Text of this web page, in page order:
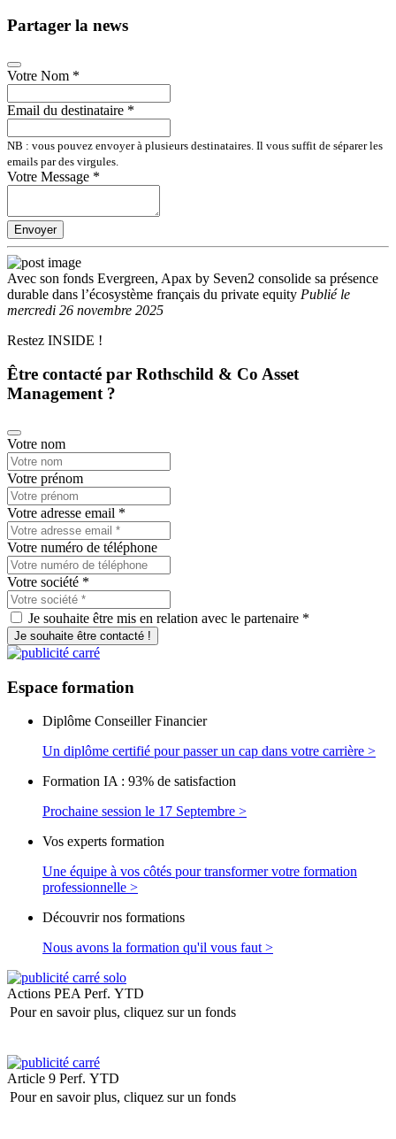
Partager la news
Votre Nom *
Email du destinataire *
NB : vous pouvez envoyer à plusieurs destinataires. Il vous suffit de séparer les
emails par des virgules.
Votre Message *
Envoyer
Avec son fonds Evergreen, Apax by Seven2 consolide sa présence
durable dans l’écosystème français du private equity Publiéle
mercredi 26 novembre 2025
Restez INSIDE !
Être contacté par Rothschild & Co Asset
Management ?
Votre nom
Votre prénom
Votre adresse email *
Votre numéro de téléphone
Votre société *
Je souhaite être mis en relation avec le partenaire *
Je souhaite être contacté !
Espace formation
Diplôme Conseiller Financier
Un diplôme certifié pour passer un cap dans votre carrière >
Formation IA : 93% de satisfaction
Prochaine session le 17 Septembre >
Vos experts formation
Une équipe à vos côtés pour transformer votre formation
professionnelle >
Découvrir nos formations
Nous avons la formation qu'il vous faut >
Actions PEA Perf. YTD
Pour en savoir plus, cliquez sur un fonds
Article 9 Perf. YTD
Pour en savoir plus, cliquez sur un fonds